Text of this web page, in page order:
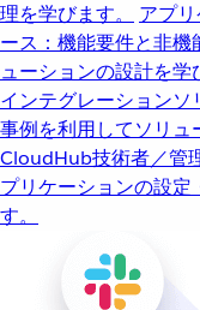
理を学びます。
アプ
ース：機能要件と非機
ューションの設計を学
インテグレーションソ
事例を利用してソリュ
CloudHub技術者／管
プリケーションの設定
す。